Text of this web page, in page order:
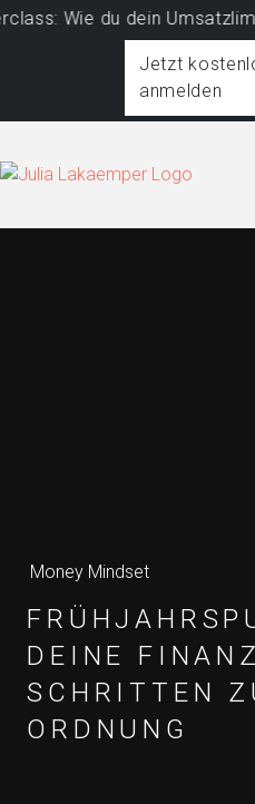
du dein Umsatzlimit
Jetzt
anmelden
Money Mindset
DEINE
SCHRITTEN
ORDNUNG